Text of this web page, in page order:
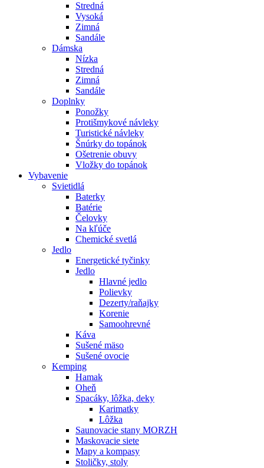
Stredná
Vysoká
Zimná
Sandále
Dámska
Nízka
Stredná
Zimná
Sandále
Doplnky
Ponožky
Protišmykové návleky
Turistické návleky
Šnúrky do topánok
Ošetrenie obuvy
Vložky do topánok
Vybavenie
Svietidlá
Baterky
Batérie
Čelovky
Na kľúče
Chemické svetlá
Jedlo
Energetické tyčinky
Jedlo
Hlavné jedlo
Polievky
Dezerty/raňajky
Korenie
Samoohrevné
Káva
Sušené mäso
Sušené ovocie
Kemping
Hamak
Oheň
Spacáky, lôžka, deky
Karimatky
Lôžka
Saunovacie stany MORZH
Maskovacie siete
Mapy a kompasy
Stoličky, stoly